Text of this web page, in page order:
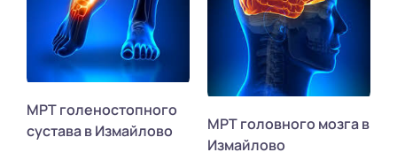
МРТ голеностопного
сустава в Измайлово
МРТ головного мозга в
Измайлово